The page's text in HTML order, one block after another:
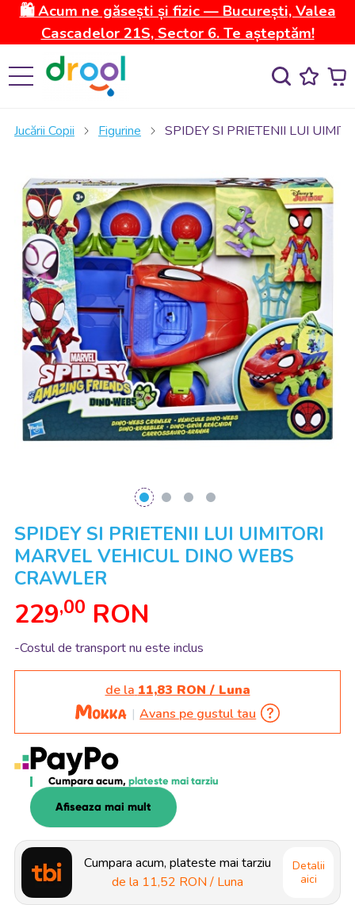
🛍️ Acum ne găsești și fizic — București, Valea
Cascadelor 21S, Sector 6. Te așteptăm!
Jucării Copii Figurine SPIDEY SI PRIETENII LUI
SPIDEY SI PRIETENII LUI UIMITORI
MARVEL VEHICUL DINO WEBS
CRAWLER
229,00 RON
-Costul de transport nu este inclus
de la 11,83 RON / Luna
Avans pe gustul tau
Cumpara acum, plateste mai tarziu
Afiseaza mai mult
Cumpara acum, plateste mai tarziu
de la 11,52 RON / Luna
Detalii
aici